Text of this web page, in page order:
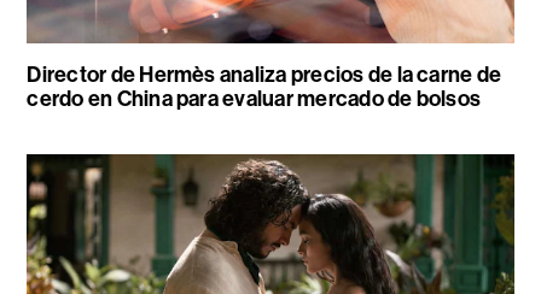
Director de Hermès analiza precios de la carne de
cerdo en China para evaluar mercado de bolsos